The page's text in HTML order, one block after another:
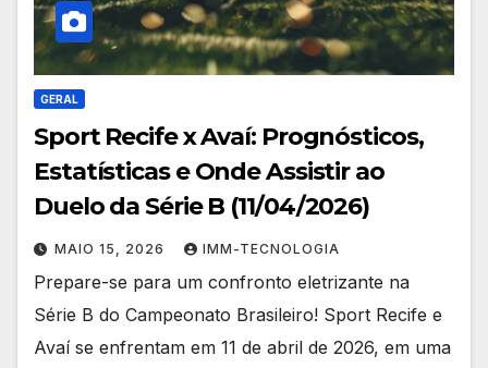
GERAL
Sport Recife x Avaí: Prognósticos,
Estatísticas e Onde Assistir ao
Duelo da Série B (11/04/2026)
MAIO 15, 2026 IMM-TECNOLOGIA
Prepare-se para um confronto eletrizante na
Série B do Campeonato Brasileiro! Sport Recife e
Avaí se enfrentam em 11 de abril de 2026, em uma